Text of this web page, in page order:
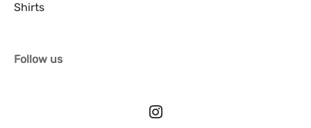
Shirts
Follow us